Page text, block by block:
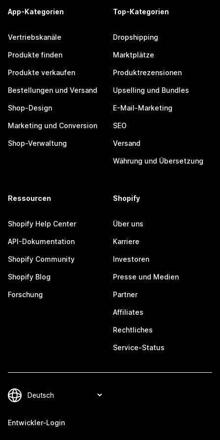
App-Kategorien
Vertriebskanäle
Produkte finden
Produkte verkaufen
Bestellungen und Versand
Shop-Design
Marketing und Conversion
Shop-Verwaltung
Top-Kategorien
Dropshipping
Marktplätze
Produktrezensionen
Upselling und Bundles
E-Mail-Marketing
SEO
Versand
Währung und Übersetzung
Ressourcen
Shopify Help Center
API-Dokumentation
Shopify Community
Shopify Blog
Forschung
Shopify
Über uns
Karriere
Investoren
Presse und Medien
Partner
Affiliates
Rechtliches
Service-Status
Entwickler-Login